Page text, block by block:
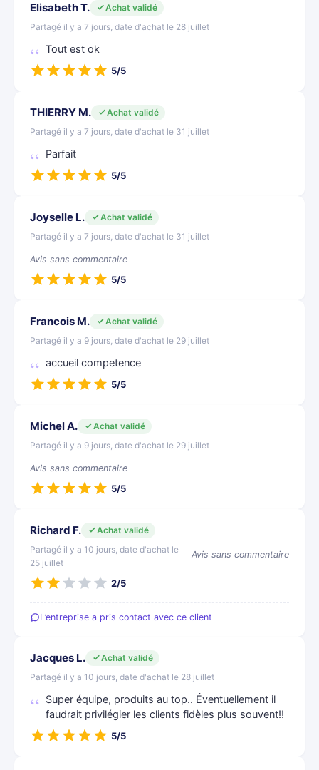
Elisabeth T.
Achat validé
Partagé il y a 7 jours, date d'achat le 28 juillet
Tout est ok
5/5
THIERRY M.
Achat validé
Partagé il y a 7 jours, date d'achat le 31 juillet
Parfait
5/5
Joyselle L.
Achat validé
Partagé il y a 7 jours, date d'achat le 31 juillet
Avis sans commentaire
5/5
Francois M.
Achat validé
Partagé il y a 9 jours, date d'achat le 29 juillet
accueil competence
5/5
Michel A.
Achat validé
Partagé il y a 9 jours, date d'achat le 29 juillet
Avis sans commentaire
5/5
Richard F.
Achat validé
Partagé il y a 10 jours, date d'achat le
25 juillet
Avis sans commentaire
2/5
L’entreprise a pris contact avec ce client
Jacques L.
Achat validé
Partagé il y a 10 jours, date d'achat le 28 juillet
Super équipe, produits au top.. Éventuellement il
faudrait privilégier les clients fidèles plus souvent!!
5/5